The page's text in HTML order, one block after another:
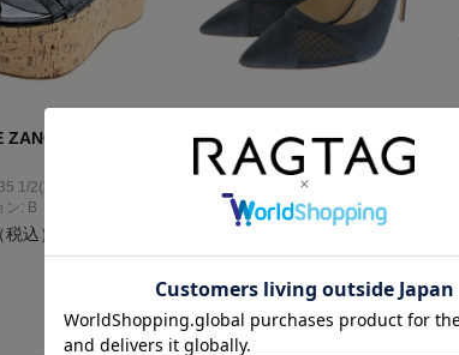
ZANOTTI DESIGN
1/2(22cm位)
ン: B
込）
GIUSEPPE ZANOTTI DESIGN
パンプス
サイズ：EU39(25.5cm位)
コンディション: B